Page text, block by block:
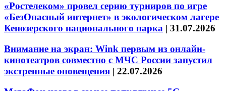
«Ростелеком» провел серию турниров по игре
«БезОпасный интернет» в экологическом лагере
Кенозерского национального парка | 31.07.2026
Внимание на экран: Wink первым из онлайн-
кинотеатров совместно с МЧС России запустил
экстренные оповещения | 22.07.2026